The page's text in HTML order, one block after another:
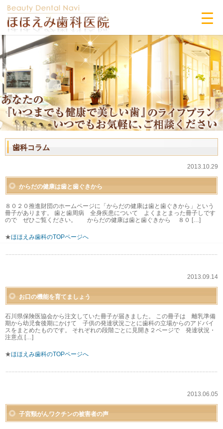
歯科コラム
2013.10.29
からだの健康は歯と歯ぐきから
８０２０推進財団のホームページに「からだの健康は歯と歯ぐきから」という
冊子があります。 歯と歯周病 全身疾患について よくまとまった冊子しです
ので ぜひご覧ください。 からだの健康は歯と歯ぐきから ８０ […]
★ほほえみ歯科のTOPページへ
2013.09.14
お口の機能を育てましょう
石川県保険医協会から注文していた冊子が届きました。 この冊子は 離乳準備
期から幼児食後期にかけて 子供の発達状況ごとに歯科の立場からのアドバイ
スをまとめたものです。 それぞれの段階ごとに見開き２ページで 発達状況・
注意点 […]
★ほほえみ歯科のTOPページへ
2013.06.05
子宮頸がんワクチンの被害者の声